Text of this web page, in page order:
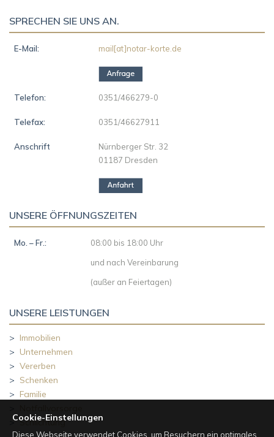
SPRECHEN SIE UNS AN.
E-Mail: mail[at]notar-korte.de
Telefon: 0351/466279-0
Telefax: 0351/46627911
Anschrift
Nürnberger Str. 32
01187 Dresden
UNSERE ÖFFNUNGSZEITEN
Mo. – Fr.:
08:00 bis 18:00 Uhr
und nach Vereinbarung
(außer an Feiertagen)
UNSERE LEISTUNGEN
> Immobilien
> Unternehmen
> Vererben
> Schenken
> Familie
>Schlichtung
Cookie-Einstellungen
Diese Webseite verwendet Cookies, um Besuchern ein optimales